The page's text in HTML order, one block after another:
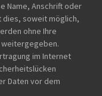
Name, Anschrift oder
soweit möglich,
ohne Ihre
weitergegeben.
im Internet
Daten vor dem